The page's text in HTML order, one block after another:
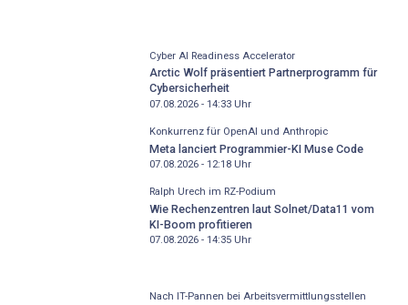
Cyber AI Readiness Accelerator
Arctic Wolf präsentiert Partnerprogramm für
Cybersicherheit
07.08.2026 - 14:33Uhr
Konkurrenz für OpenAI und Anthropic
Meta lanciert Programmier-KI Muse Code
07.08.2026 - 12:18Uhr
Ralph Urech im RZ-Podium
Wie Rechenzentren laut Solnet/Data11 vom
KI-Boom profitieren
07.08.2026 - 14:35Uhr
Nach IT-Pannen bei Arbeitsvermittlungsstellen